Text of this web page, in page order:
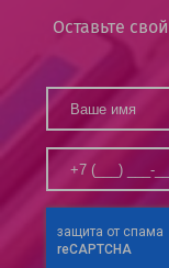
Оставьте